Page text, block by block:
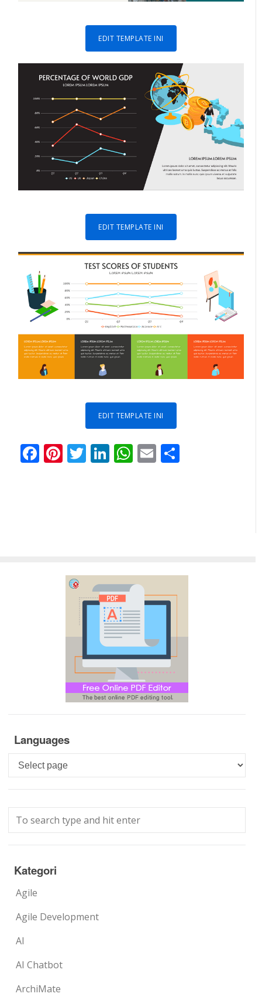
EDIT TEMPLATE INI
EDIT TEMPLATE INI
EDIT TEMPLATE INI
Facebook
Pinterest
Twitter
LinkedIn
WhatsApp
Email
Languages
Languages
Kategori
Agile
Agile Development
AI
AI Chatbot
ArchiMate